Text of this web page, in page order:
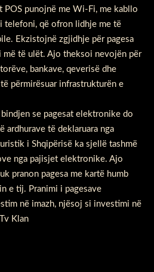
POS punojnë me Wi-Fi, me kabllo
telefoni, që ofron lidhje me të
Ekzistojnë zgjidhje për pagesa
të ulët. Ajo theksoi nevojën për
bankave, qeverisë dhe
përmirësuar infrastrukturën e
se pagesat elektronike do
ardhurave të deklaruara nga
i Shqipërisë ka sjellë tashmë
nga pajisjet elektronike. Ajo
pranon pagesa me kartë humb
e tij. Pranimi i pagesave
në imazh, njësoj si investimi në
Klan